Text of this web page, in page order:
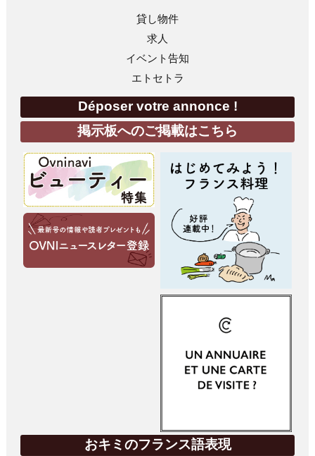
貸し物件
求人
イベント告知
エトセトラ
Déposer votre annonce !
掲示板へのご掲載はこちら
おキミのフランス語表現